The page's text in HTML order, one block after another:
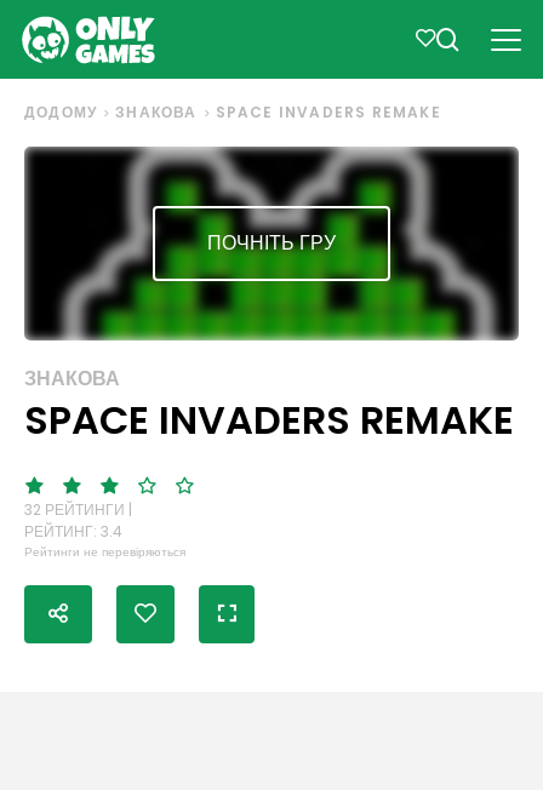
ДОДОМУ ЗНАКОВА SPACE INVADERS REMAKE
ПОЧНІТЬ ГРУ
ЗНАКОВА
SPACE INVADERS REMAKE
32 РЕЙТИНГИ |
РЕЙТИНГ: 3.4
Рейтинги не перевіряються